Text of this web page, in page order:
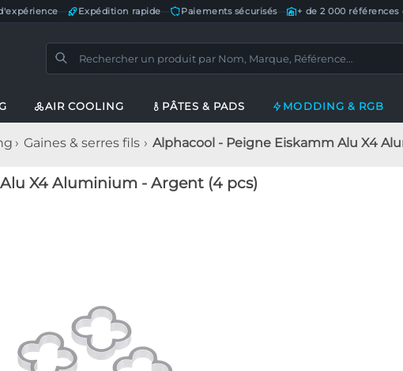
Expédition rapide Paiements sécurisés— + de 2 000 références
AIR COOLING PÂTES & PADS MODDING & RGB
Gaines & serres fils Alphacool - Peigne Eiskamm Alu X4
X4 Aluminium - Argent (4 pcs)